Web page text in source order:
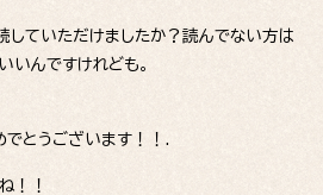
していただけましたか？読んでない方は
いんですけれども。
とうございます！！.
！！